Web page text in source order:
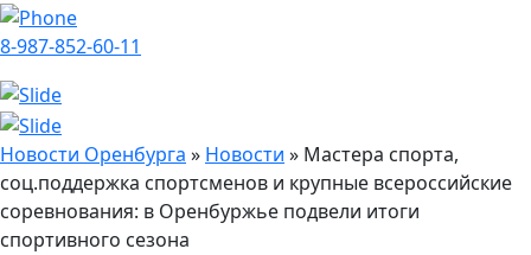
8-987-852-60-11
Новости Оренбурга » Новости » Мастера спорта,
соц.поддержка спортсменов и крупные всероссийские
соревнования: в Оренбуржье подвели итоги
спортивного сезона